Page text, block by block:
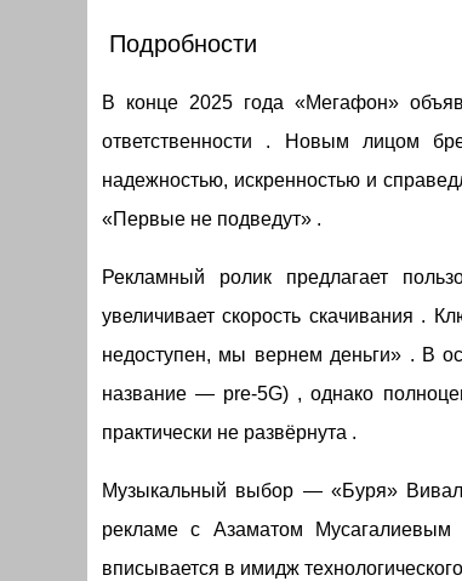
Подробности
В конце 2025 года «Мегафон»
ответственности . Новым лицом
надежностью, искренностью и
«Первые не подведут» .
Рекламный ролик предлагает
увеличивает скорость скачивания .
недоступен, мы вернем деньги» . В
название — pre-5G) , однако
практически не развёрнута .
Музыкальный выбор — «Буря»
рекламе с Азаматом
вписывается в имидж